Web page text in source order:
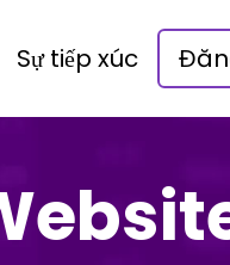
Sự tiếp xúc